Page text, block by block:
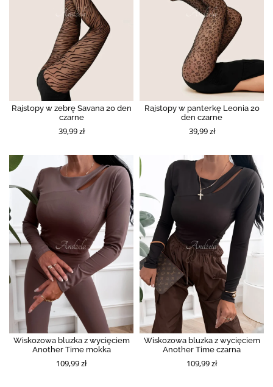
Rajstopy w zebrę Savana 20 den
czarne
39,99 zł
Rajstopy w panterkę Leonia 20
den czarne
39,99 zł
Wiskozowa bluzka z wycięciem
Another Time mokka
109,99 zł
Wiskozowa bluzka z wycięciem
Another Time czarna
109,99 zł